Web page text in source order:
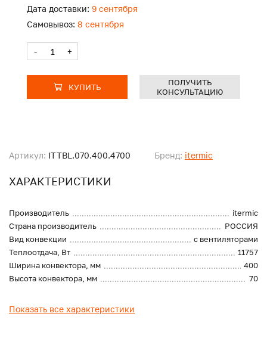
Артикул: ITTBL.070.400.4700 Бренд: itermic
ХАРАКТЕРИСТИКИ
Производитель
itermic
Страна производитель
РОССИЯ
Вид конвекции
с вентиляторами
Теплоотдача, Вт
11757
Ширина конвектора, мм
400
Высота конвектора, мм
70
Показать все характеристики
Дата доставки: 9 сентября
Самовывоз: 8 сентября
- +
КУПИТЬ
ПОЛУЧИТЬ
КОНСУЛЬТАЦИЮ